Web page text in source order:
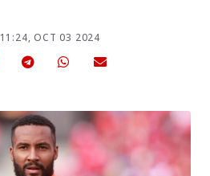
11:24, OCT 03 2024